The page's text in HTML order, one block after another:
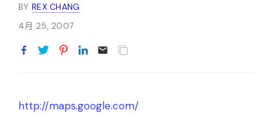
BY REX CHANG
4月 25, 2007
http://maps.google.com/